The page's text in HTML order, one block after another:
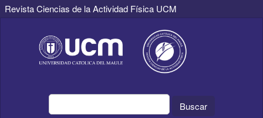
Revista Ciencias de la Actividad Física UCM
principal
Contenido
principal
Buscar